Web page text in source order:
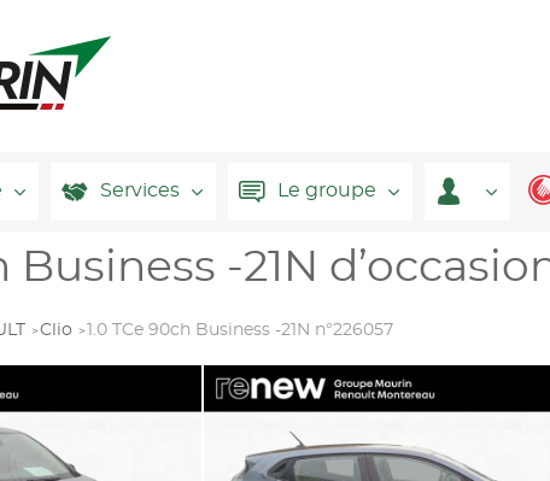
Services Le groupe
Business -21N
Clio 1.0 TCe 90ch Business -21N n°226057